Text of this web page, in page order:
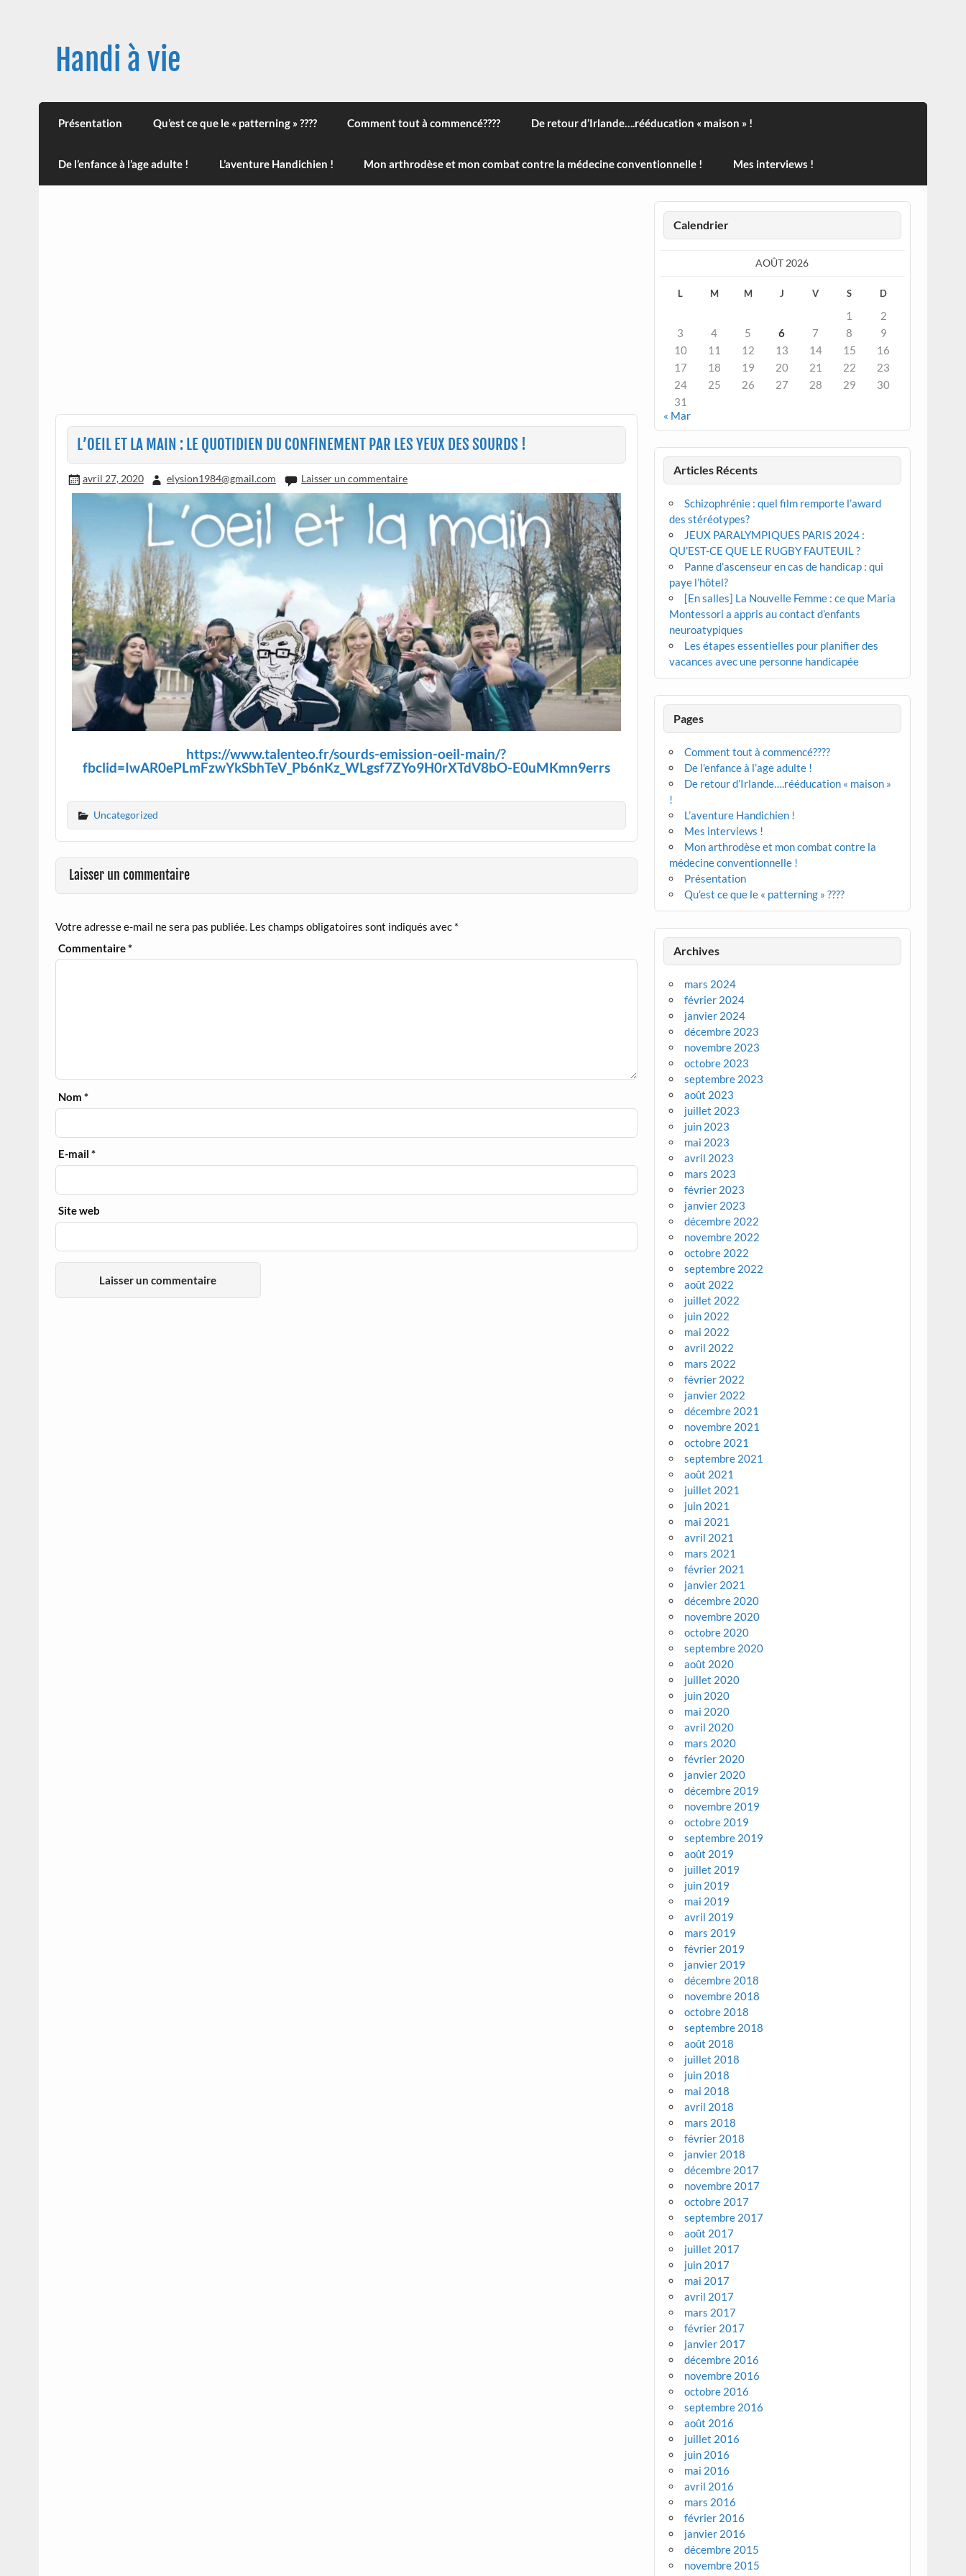
Handi à vie
Une image positive du handicap, en France et à travers le monde, des nouveautés technologiques , de l'handisport , des actualités sur la santé, sur les vaccins, de
leur impact sur la santé (mon histoire est dans le menu) ! Bonne visite
Présentation Qu’est ce que le « patterning » ???? Comment tout à commencé???? De retour d’Irlande….rééducation « maison » !
De l’enfance à l’age adulte ! L’aventure Handichien ! Mon arthrodèse et mon combat contre la médecine conventionnelle ! Mes interviews !
L’OEIL ET LA MAIN : LE QUOTIDIEN DU CONFINEMENT PAR LES YEUX DES SOURDS !
avril 27, 2020 elysion1984@gmail.com Laisser un commentaire
https://www.talenteo.fr/sourds-emission-oeil-main/?
fbclid=IwAR0ePLmFzwYkSbhTeV_Pb6nKz_WLgsf7ZYo9H0rXTdV8bO-E0uMKmn9errs
Uncategorized
Laisser un commentaire
Votre adresse e-mail ne sera pas publiée. Les champs obligatoires sont indiqués avec *
Commentaire*
Nom*
E-mail*
Site web
Calendrier
AOÛT 2026
L M M J V S D
1
2
3
4 5 6 7 8
9
10
11 12 13 14 15
16
17
18 19 20 21 22
23
24
25 26 27 28 29
30
31
« Mar
Articles Récents
Schizophrénie : quel film remporte l’award
des stéréotypes?
JEUX PARALYMPIQUES PARIS 2024 :
QU’EST-CE QUE LE RUGBY FAUTEUIL ?
Panne d’ascenseur en cas de handicap : qui
paye l’hôtel?
[En salles] La Nouvelle Femme : ce que Maria
Montessori a appris au contact d’enfants
neuroatypiques
Les étapes essentielles pour planifier des
vacances avec une personne handicapée
Pages
Comment tout à commencé????
De l’enfance à l’age adulte !
De retour d’Irlande….rééducation « maison »
!
L’aventure Handichien !
Mes interviews !
Mon arthrodèse et mon combat contre la
médecine conventionnelle !
Présentation
Qu’est ce que le « patterning » ????
Archives
mars 2024
février 2024
janvier 2024
décembre 2023
novembre 2023
octobre 2023
septembre 2023
août 2023
juillet 2023
juin 2023
mai 2023
avril 2023
mars 2023
février 2023
janvier 2023
décembre 2022
novembre 2022
octobre 2022
septembre 2022
août 2022
juillet 2022
juin 2022
mai 2022
avril 2022
mars 2022
février 2022
janvier 2022
décembre 2021
novembre 2021
octobre 2021
septembre 2021
août 2021
juillet 2021
juin 2021
mai 2021
avril 2021
mars 2021
février 2021
janvier 2021
décembre 2020
novembre 2020
octobre 2020
septembre 2020
août 2020
juillet 2020
juin 2020
mai 2020
avril 2020
mars 2020
février 2020
janvier 2020
décembre 2019
novembre 2019
octobre 2019
septembre 2019
août 2019
juillet 2019
juin 2019
mai 2019
avril 2019
mars 2019
février 2019
janvier 2019
décembre 2018
novembre 2018
octobre 2018
septembre 2018
août 2018
juillet 2018
juin 2018
mai 2018
avril 2018
mars 2018
février 2018
janvier 2018
décembre 2017
novembre 2017
octobre 2017
septembre 2017
août 2017
juillet 2017
juin 2017
mai 2017
avril 2017
mars 2017
février 2017
janvier 2017
décembre 2016
novembre 2016
octobre 2016
septembre 2016
août 2016
juillet 2016
juin 2016
mai 2016
avril 2016
mars 2016
février 2016
janvier 2016
décembre 2015
novembre 2015